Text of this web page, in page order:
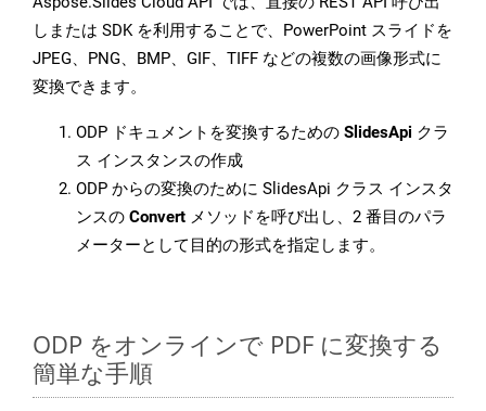
しまたは SDK を利用することで、PowerPoint スライドを
JPEG、PNG、BMP、GIF、TIFF などの複数の画像形式に
変換できます。
ODP ドキュメントを変換するための SlidesApi クラ
ス インスタンスの作成
ODP からの変換のために SlidesApi クラス インスタ
ンスの Convert メソッドを呼び出し、2 番目のパラ
メーターとして目的の形式を指定します。
ODP をオンラインで PDF に変換する
簡単な手順